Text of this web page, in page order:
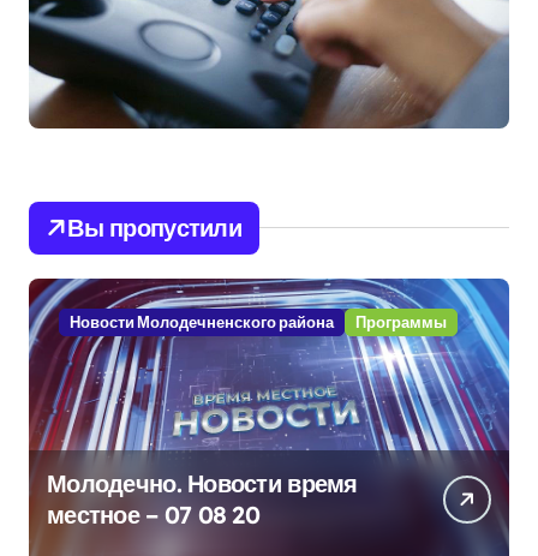
Вы пропустили
Новости Молодечненского района Программы
Молодечно. Новости время
местное – 07 08 20